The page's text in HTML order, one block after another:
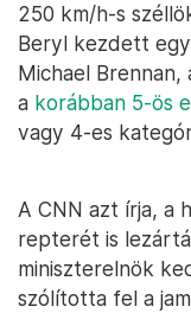
250 km/h-s
Beryl kezdett
Michael Brennan,
a korábban 5-ös
vagy 4-es
A CNN azt írja, a
repterét is
miniszterelnök
szólította fel a